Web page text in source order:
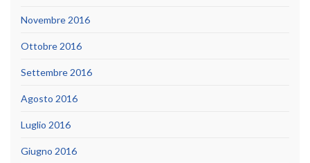
Novembre 2016
Ottobre 2016
Settembre 2016
Agosto 2016
Luglio 2016
Giugno 2016